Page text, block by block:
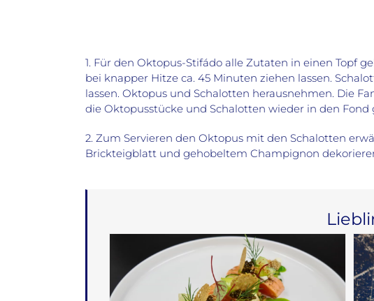
1. Für den Oktopus-Stifádo alle Zutaten in einen Topf
bei knapper Hitze ca. 45 Minuten ziehen lassen.
lassen. Oktopus und Schalotten herausnehmen. Die
die Oktopusstücke und Schalotten wieder in den Fond
2. Zum Servieren den Oktopus mit den Schalotten
Brickteigblatt und gehobeltem Champignon